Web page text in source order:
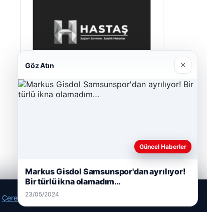
Çerez Politikamız
Göz Atın ×
Güncel Haberler
Markus Gisdol Samsunspor'dan ayrılıyor!
Bir türlü ikna olamadım…
23/05/2024